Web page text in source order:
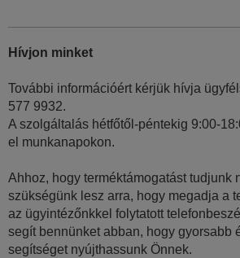
Hívjon minket
További információért kérjük hívja
577 9932.
A szolgáltalás hétfőtől-péntekig 9:00-
el munkanapokon.
Ahhoz, hogy terméktámogatást tudjunk
szükségünk lesz arra, hogy megadja a
az ügyintézőnkkel folytatott
segít bennünket abban, hogy gyorsabb
segítséget nyújthassunk Önnek.